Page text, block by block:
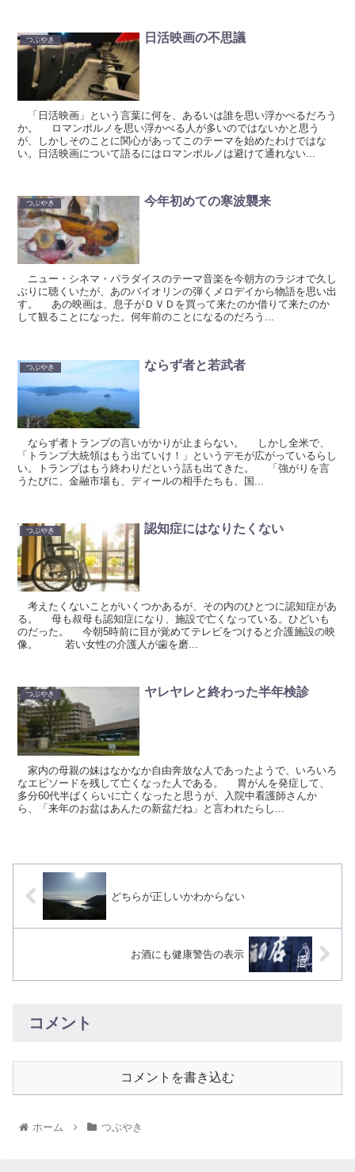
つぶやき 日活映画の不思議
「日活映画」という言葉に何を、あるいは誰を思い浮かべるだろう
か。 ロマンポルノを思い浮かべる人が多いのではないかと思う
が、しかしそのことに関心があってこのテーマを始めたわけではな
い。日活映画について語るにはロマンポルノは避けて通れない...
つぶやき 今年初めての寒波襲来
ニュー・シネマ・パラダイスのテーマ音楽を今朝方のラジオで久し
ぶりに聴くいたが、あのバイオリンの弾くメロデイから物語を思い出
す。 あの映画は、息子がＤＶＤを買って来たのか借りて来たのか
して観ることになった。何年前のことになるのだろう...
つぶやき ならず者と若武者
ならず者トランプの言いがかりが止まらない。 しかし全米で、
「トランプ大統領はもう出ていけ！」というデモが広がっているらし
い。トランプはもう終わりだという話も出てきた。 「強がりを言
うたびに、金融市場も、ディールの相手たちも、国...
つぶやき 認知症にはなりたくない
考えたくないことがいくつかあるが、その内のひとつに認知症があ
る。 母も叔母も認知症になり、施設で亡くなっている。ひどいも
のだった。 今朝5時前に目が覚めてテレビをつけると介護施設の映
像。 若い女性の介護人が歯を磨...
つぶやき ヤレヤレと終わった半年検診
家内の母親の妹はなかなか自由奔放な人であったようで、いろいろ
なエピソードを残して亡くなった人である。 胃がんを発症して、
多分60代半ばくらいに亡くなったと思うが、入院中看護師さんか
ら、「来年のお盆はあんたの新盆だね」と言われたらし...
どちらが正しいかわからない
お酒にも健康警告の表示
コメント
コメントを書き込む
ホーム つぶやき